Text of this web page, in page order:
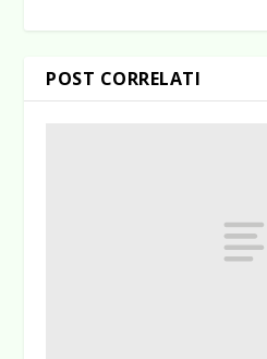
POST CORRELATI